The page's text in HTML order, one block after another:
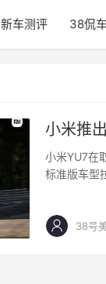
新车测评 38侃
小米推
小米YU7在
标准版车型
38号